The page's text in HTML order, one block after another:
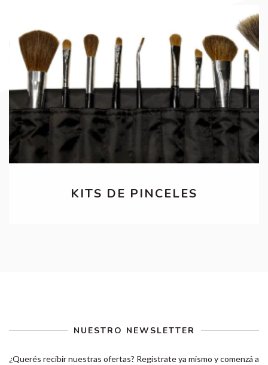
KITS DE PINCELES
NUESTRO NEWSLETTER
¿Querés recibir nuestras ofertas? Registrate ya mismo y comenzá a